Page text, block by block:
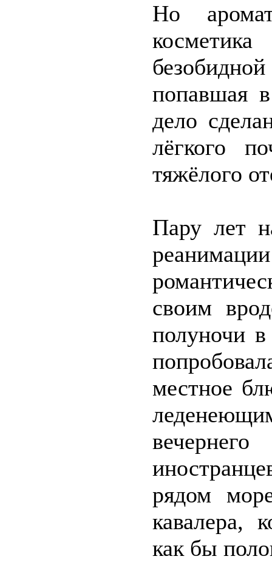
Но
попавшая
дело
лёгкого
тяжёлого
Пару лет
своим
полуночи
местное
рядом
кавалера,
как бы